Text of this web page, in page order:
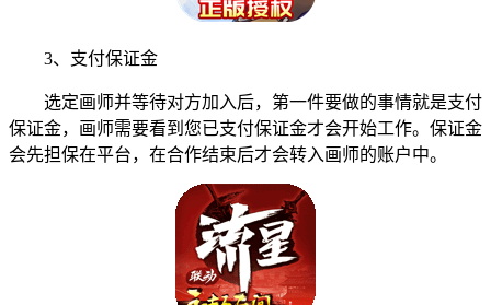
3、支付保证金
选定画师并等待对方加入后，第一件要做的事情就是支付
保证金，画师需要看到您已支付保证金才会开始工作。保证金
会先担保在平台，在合作结束后才会转入画师的账户中。